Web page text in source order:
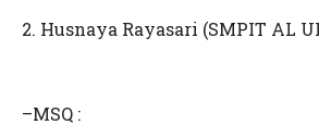
2. Husnaya Rayasari (SMPIT AL
–MSQ :